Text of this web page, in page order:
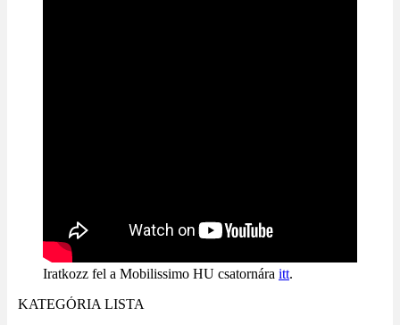
Iratkozz fel a Mobilissimo HU csatornára itt.
KATEGÓRIA LISTA